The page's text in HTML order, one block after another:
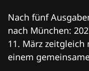
Nach fünf
nach München:
11. März
einem